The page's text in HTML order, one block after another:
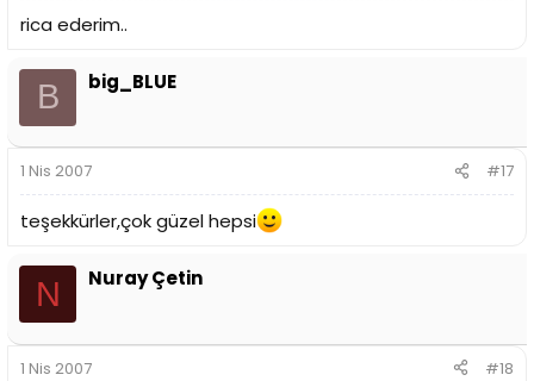
rica ederim..
B big_BLUE
1 Nis 2007 #17
teşekkürler,çok güzel hepsi
N Nuray Çetin
1 Nis 2007 #18